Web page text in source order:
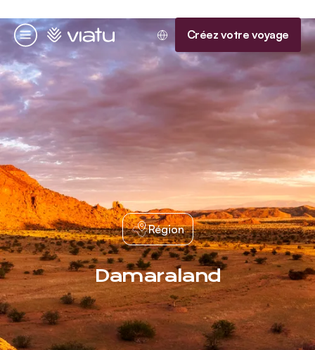
Menu
Accueil Créez votre voyage
Région
Damaraland